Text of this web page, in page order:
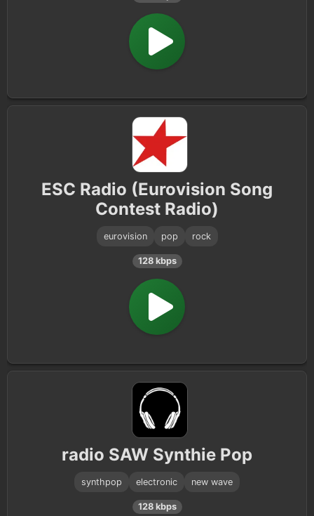
ESC Radio (Eurovision Song
Contest Radio)
eurovision pop rock
128 kbps
radio SAW Synthie Pop
synthpop electronic new wave
128 kbps